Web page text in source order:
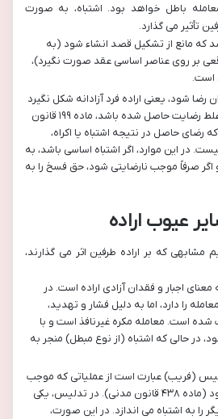
باطل خواهد بود. اشتباه، به صورت
تأثیر می گذارد.
که مانع از تشکیل قصد انشاء شود (به
بر روی عناصر اساسی عقد صورت نگیرد)،
است.
رضا شود، یعنی اراده فرد آزادانه شکل نگیرد
یا بر مبنای یک تصور غلط رضایت حاصل شده باشد، ماده ۱۹۹ قانون
رضای حاصل در نتیجه اشتباه یا اکراه،
در این موارد، اگر اشتباه اساسی باشد، به
صرفاً موجب نارضایتی شود، حق فسخ را به
عیوب اراده
مشابهی که بر اراده طرفین اثر می گذارند،
معنای اجبار و فقدان آزادی اراده است. در
را دارد، اما به دلیل فشار و تهدید،
است. معامله مکره غیرنافذ است و با
در حالی که اشتباه (از نوع مبطل) منجر به
(فریب) عبارت است از عملیاتی که موجب
فریب طرف معامله شود (ماده ۴۳۸ قانون مدنی). در تدلیس، یکی
را به اشتباه می اندازد. در این صورت،